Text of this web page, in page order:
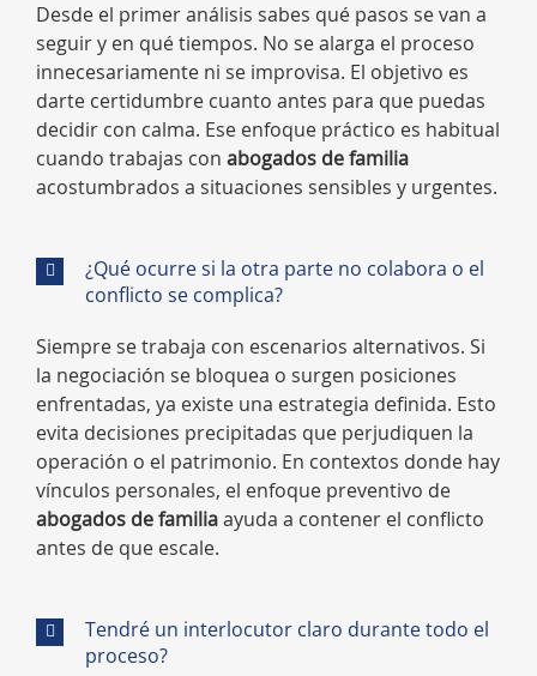
Desde el primer análisis sabes qué pasos se van a
seguir y en qué tiempos. No se alarga el proceso
innecesariamente ni se improvisa. El objetivo es
darte certidumbre cuanto antes para que puedas
decidir con calma. Ese enfoque práctico es habitual
cuando trabajas con abogados de familia
acostumbrados a situaciones sensibles y urgentes.
¿Qué ocurre si la otra parte no colabora o el
conflicto se complica?
Siempre se trabaja con escenarios alternativos. Si
la negociación se bloquea o surgen posiciones
enfrentadas, ya existe una estrategia definida. Esto
evita decisiones precipitadas que perjudiquen la
operación o el patrimonio. En contextos donde hay
vínculos personales, el enfoque preventivo de
abogados de familiaayuda a contener el conflicto
antes de que escale.
Tendré un interlocutor claro durante todo el
proceso?